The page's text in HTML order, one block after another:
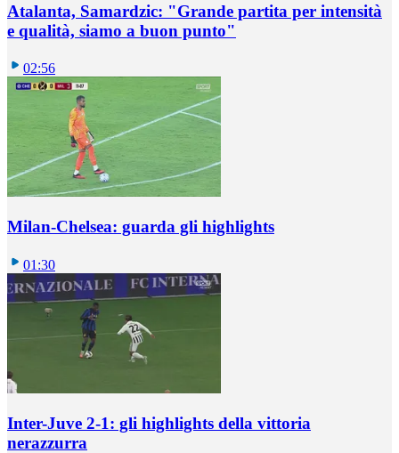
Atalanta, Samardzic: "Grande partita per intensità
e qualità, siamo a buon punto"
02:56
Milan-Chelsea: guarda gli highlights
01:30
Inter-Juve 2-1: gli highlights della vittoria
nerazzurra